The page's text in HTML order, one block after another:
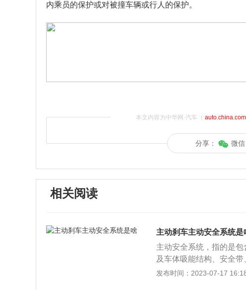
内乘员的保护或对被撞车辆或行人的保护。
本文内容为中华网·汽车（ auto.china.com
分享： 微信
相关阅读
主动刹车主动安全系统是
主动安全系统，指的是
及车体吸能结构、安全
刹车系统。所谓主动安全
发布时间：2023-07-17